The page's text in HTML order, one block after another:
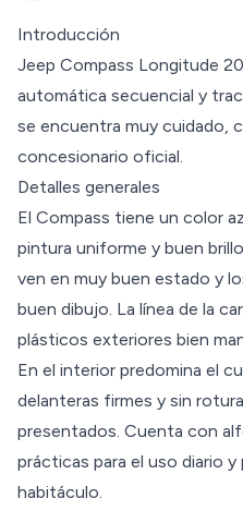
Introducción
Jeep Compass Longitude
automática secuencial y
se encuentra muy cuidado,
concesionario oficial.
Detalles generales
El Compass tiene un color
pintura uniforme y buen
ven en muy buen estado y
buen dibujo. La línea de la
plásticos exteriores bien
En el interior predomina el
delanteras firmes y sin
presentados. Cuenta con
prácticas para el uso diario
habitáculo.